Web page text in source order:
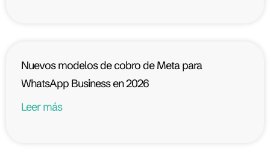
Nuevos modelos de cobro de Meta para
WhatsApp Business en 2026
Leer más